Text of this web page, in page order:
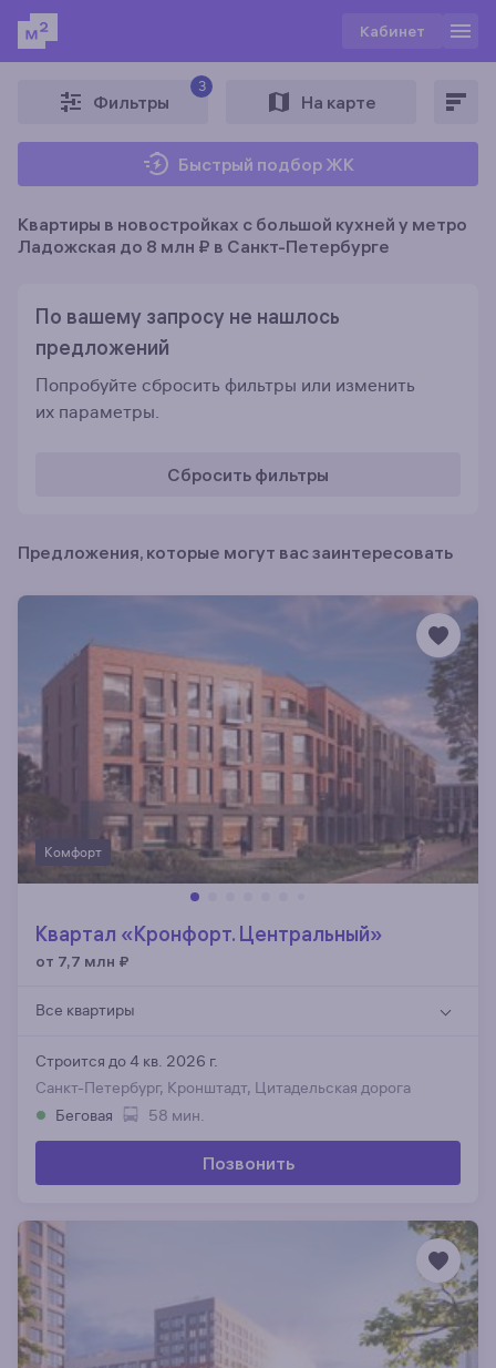
Кабинет
Фильтры
3
На карте
Быстрый подбор ЖК
Квартиры в новостройках c большой кухней у метро
Ладожская до 8 млн ₽ в Санкт-Петербурге
По вашему запросу не нашлось
предложений
Попробуйте сбросить фильтры или изменить
их параметры.
Сбросить фильтры
Предложения, которые могут вас заинтересовать
Комфорт
Квартал «Кронфорт. Центральный»
от 7,7 млн ₽
Все квартиры
Строится до 4 кв. 2026 г.
Санкт-Петербург, Кронштадт, Цитадельская дорога
Беговая
58 мин.
Позвонить